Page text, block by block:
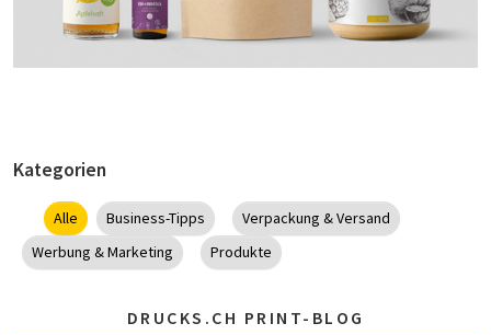
Kategorien
Alle Business-Tipps
Verpackung & Versand
Werbung & Marketing
Produkte
DRUCKS.CH PRINT-BLOG